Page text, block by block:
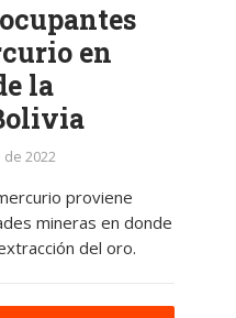
en
la
2022
proviene
mineras en donde
del oro.